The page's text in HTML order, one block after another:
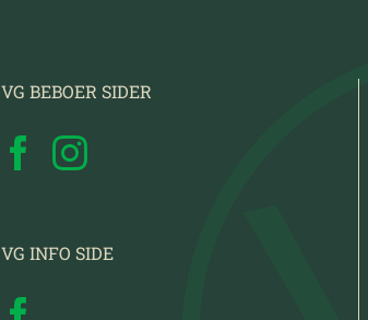
VG BEBOER SIDER
VG INFO SIDE